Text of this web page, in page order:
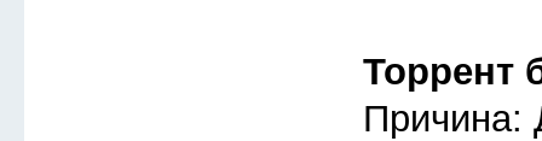
Торрент
Причина: